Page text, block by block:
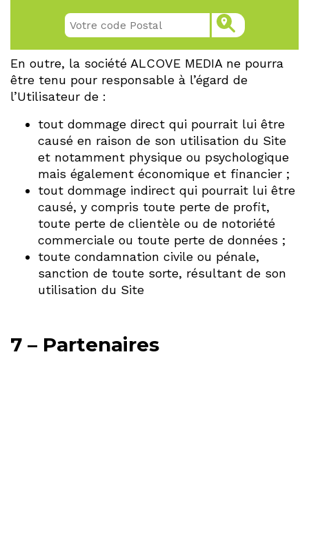
En outre, la société ALCOVE MEDIA ne pourra
être tenu pour responsable à l’égard de
l’Utilisateur de :
tout dommage direct qui pourrait lui être
causé en raison de son utilisation du Site
et notamment physique ou psychologique
mais également économique et financier ;
tout dommage indirect qui pourrait lui être
causé, y compris toute perte de profit,
toute perte de clientèle ou de notoriété
commerciale ou toute perte de données ;
toute condamnation civile ou pénale,
sanction de toute sorte, résultant de son
utilisation du Site
7 – Partenaires